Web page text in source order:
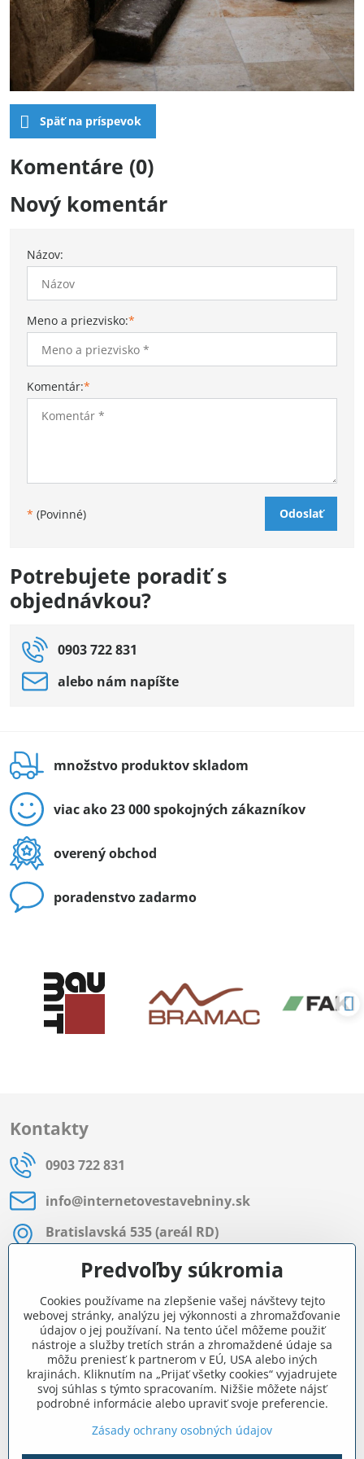
Späť na príspevok
Komentáre (0)
Nový komentár
Názov:
Meno a priezvisko:*
Komentár:*
* (Povinné) Odoslať
Potrebujete poradiť s
objednávkou?
0903 722 831
alebo nám napíšte
množstvo produktov skladom
viac ako 23 000 spokojných zákazníkov
overený obchod
poradenstvo zadarmo
Kontakty
0903 722 831
info​@internetovestavebniny​.sk
Bratislavská 535 (areál RD)
Most pri Bratislave
Pon - Pia 8:00 - 11:30 a 12:15 - 15:30
Facebook
Navigácia
Všetko o nákupe
Predvoľby súkromia
Cookies používame na zlepšenie vašej návštevy tejto
webovej stránky, analýzu jej výkonnosti a zhromažďovanie
údajov o jej používaní. Na tento účel môžeme použiť
nástroje a služby tretích strán a zhromaždené údaje sa
môžu preniesť k partnerom v EÚ, USA alebo iných
krajinách. Kliknutím na „Prijať všetky cookies“ vyjadrujete
svoj súhlas s týmto spracovaním. Nižšie môžete nájsť
podrobné informácie alebo upraviť svoje preferencie.
Zásady ochrany osobných údajov